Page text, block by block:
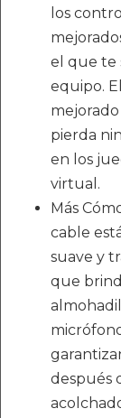
los
el que te
equipo.
pierda
en los
virtual.
Más
cable
suave y
que
después